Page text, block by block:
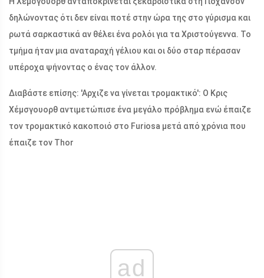
δηλώνοντας ότι δεν είναι ποτέ στην ώρα της στο γύρισμα και
ρωτά σαρκαστικά αν θέλει ένα ρολόι για τα Χριστούγεννα. Το
τμήμα ήταν μια αναταραχή γέλιου και οι δύο σταρ πέρασαν
υπέροχα ψήνοντας ο ένας τον άλλον.
Διαβάστε επίσης: 'Αρχιζε να γίνεται τρομακτικό': Ο Κρις
Χέμσγουορθ αντιμετώπισε ένα μεγάλο πρόβλημα ενώ έπαιζε
τον τρομακτικό κακοποιό στο Furiosa μετά από χρόνια που
έπαιζε τον Thor
ad